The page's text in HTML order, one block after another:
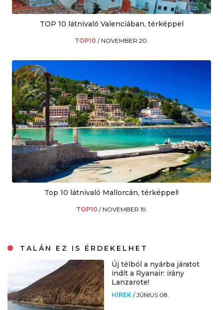
TOP 10 látnivaló Valenciában, térképpel
TOP10 / NOVEMBER 20.
Top 10 látnivaló Mallorcán, térképpel!
TOP10 / NOVEMBER 19.
TALÁN EZ IS ÉRDEKELHET
Új télből a nyárba járatot
indít a Ryanair: irány
Lanzarote!
HÍREK /JÚNIUS 08.